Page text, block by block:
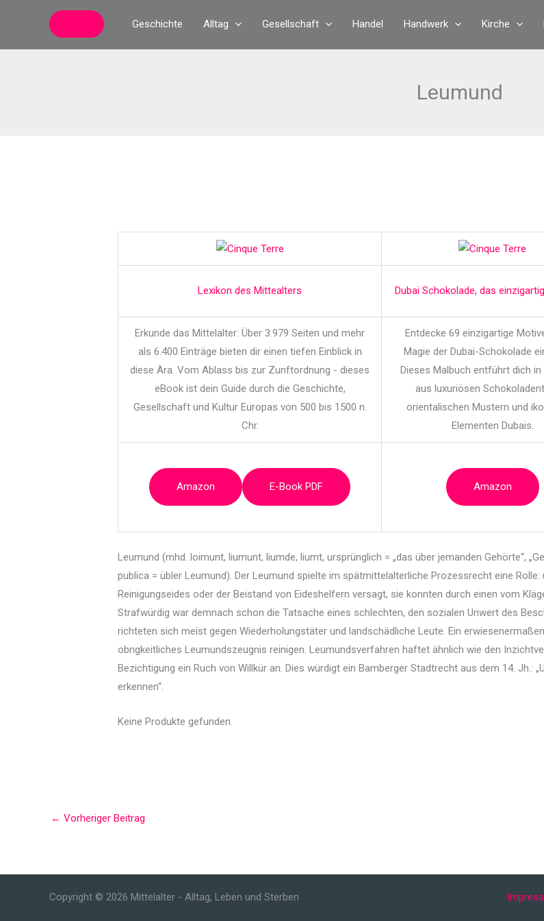
Geschichte Alltag Gesellschaft Handel Handwerk Kirche
Leumund
Lexikon des Mittealters Dubai Schokolade, das
Erkunde das Mittelalter: Über 3.979 Seiten und mehr
als 6.400 Einträge bieten dir einen tiefen Einblick in
diese Ära. Vom Ablass bis zur Zunftordnung - dieses
eBook ist dein Guide durch die Geschichte,
Gesellschaft und Kultur Europas von 500 bis 1500 n.
Chr.
Entdecke 69 einzigartige
Magie der Dubai-Schokolade
Dieses Malbuch entführt dich in
aus luxuriösen
orientalischen Mustern und
Elementen Dubais.
Amazon E-Book PDF Amazon
Leumund (mhd. loimunt, liumunt, liumde, liumt, ursprünglich = „das über jemanden Gehörte“,
publica = übler Leumund). Der Leumund spielte im spätmittelalterliche Prozessrecht eine
Reinigungseides oder der Beistand von Eideshelfern versagt, sie konnten durch einen vom
Strafwürdig war demnach schon die Tatsache eines schlechten, den sozialen Unwert des
richteten sich meist gegen Wiederholungstäter und landschädliche Leute. Ein
obrigkeitliches Leumundszeugnis reinigen. Leumundsverfahren haftet ähnlich wie den
Bezichtigung ein Ruch von Willkür an. Dies würdigt ein Bamberger Stadtrecht aus dem 14. Jh.:
erkennen“.
Keine Produkte gefunden.
← Vorheriger Beitrag
Copyright © 2026 Mittelalter - Alltag, Leben und Sterben